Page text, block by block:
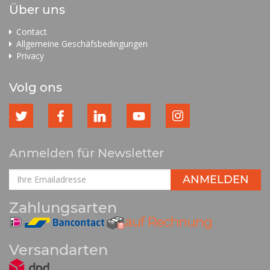
Über uns
Contact
Allgemeine Geschäfsbedingungen
Privacy
Volg ons
Anmelden für Newsletter
Zahlungsarten
Versandarten